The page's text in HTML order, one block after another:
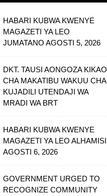
HABARI KUBWA KWENYE
MAGAZETI YA LEO
JUMATANO AGOSTI 5, 2026
DKT. TAUSI AONGOZA KIKAO
CHA MAKATIBU WAKUU CHA
KUJADILI UTENDAJI WA
MRADI WA BRT
HABARI KUBWA KWENYE
MAGAZETI YA LEO ALHAMISI
AGOSTI 6, 2026
GOVERNMENT URGED TO
RECOGNIZE COMMUNITY